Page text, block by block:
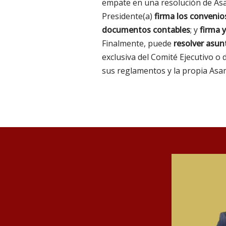
empate en una resolución de
Presidente(a) firma los
documentos contables; yfirma
Finalmente, puede resolver
exclusiva del Comité Ejecutivo
sus reglamentos y la propia